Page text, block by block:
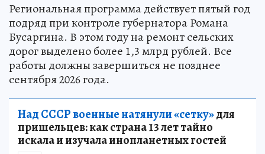
Региональная программа действует пятый год
подряд при контроле губернатора Романа
Бусаргина. В этом году на ремонт сельских
дорог выделено более 1,3 млрд рублей. Все
работы должны завершиться не позднее
сентября 2026 года.
Над СССР военные натянули «сетку»для
пришельцев: как страна 13 лет тайно
искала и изучала инопланетных гостей